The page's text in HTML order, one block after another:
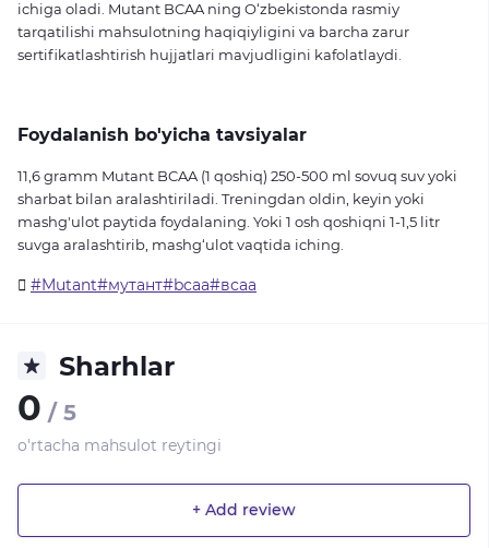
ichiga oladi. Mutant BCAA ning O‘zbekistonda rasmiy
tarqatilishi mahsulotning haqiqiyligini va barcha zarur
sertifikatlashtirish hujjatlari mavjudligini kafolatlaydi.
Foydalanish bo'yicha tavsiyalar
11,6 gramm Mutant BCAA (1 qoshiq) 250-500 ml sovuq suv yoki
sharbat bilan aralashtiriladi. Treningdan oldin, keyin yoki
mashg'ulot paytida foydalaning. Yoki 1 osh qoshiqni 1-1,5 litr
suvga aralashtirib, mashg‘ulot vaqtida iching.
#Mutant#мутант#bcaa#всаа
Sharhlar
0 / 5
o'rtacha mahsulot reytingi
+ Add review